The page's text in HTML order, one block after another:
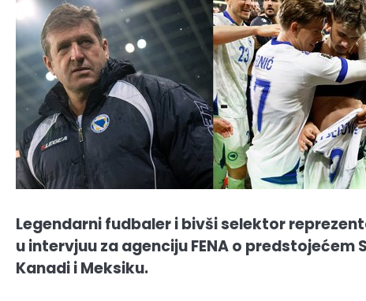
Legendarni fudbaler i bivši selektor
u intervjuu za agenciju FENA o predstojećem
Kanadi i Meksiku.